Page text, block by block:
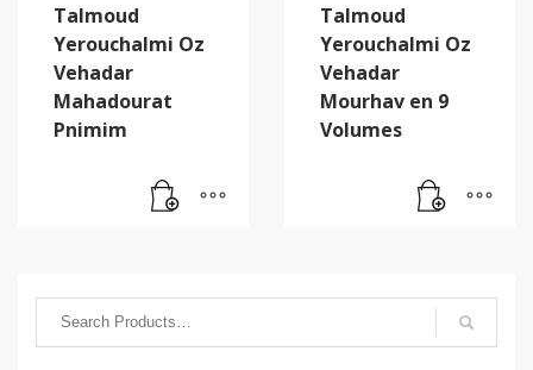
Talmoud
Yerouchalmi Oz
Vehadar
Mahadourat
Pnimim
Talmoud
Yerouchalmi Oz
Vehadar
Mourhav en 9
Volumes